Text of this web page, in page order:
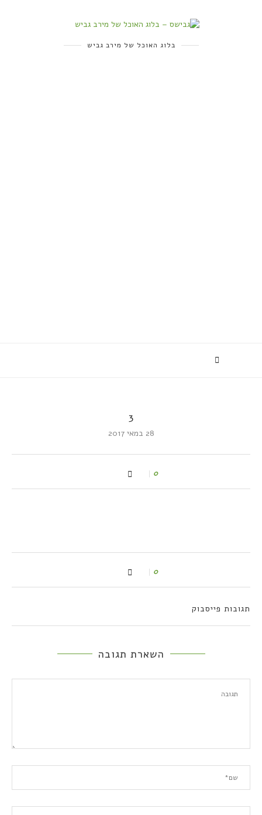
בלוג האוכל של מירב גביש
3
28 במאי 2017
0
0
תגובות פייסבוק
השארת תגובה